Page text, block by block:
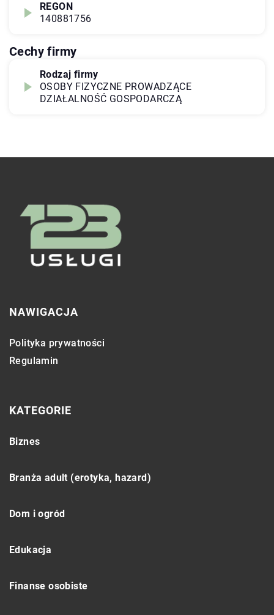
REGON
140881756
Cechy firmy
Rodzaj firmy
OSOBY FIZYCZNE PROWADZĄCE
DZIAŁALNOŚĆ GOSPODARCZĄ
NAWIGACJA
Polityka prywatności
Regulamin
KATEGORIE
Biznes
Branża adult (erotyka, hazard)
Dom i ogród
Edukacja
Finanse osobiste